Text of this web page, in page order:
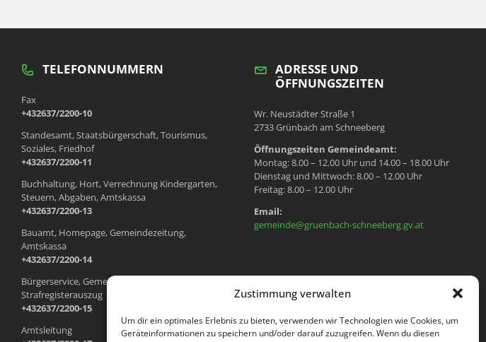
Zustimmung verwalten
Um dir ein optimales Erlebnis zu bieten, verwenden wir Technologien wie Cookies, um
Geräteinformationen zu speichern und/oder darauf zuzugreifen. Wenn du diesen
TELEFONNUMMERN
Fax
+432637/2200-10
Standesamt, Staatsbürgerschaft, Tourismus,
Soziales, Friedhof
+432637/2200-11
Buchhaltung, Hort, Verrechnung Kindergarten,
Steuern, Abgaben, Amtskassa
+432637/2200-13
Bauamt, Homepage, Gemeindezeitung,
Amtskassa
+432637/2200-14
Bürgerservice, Gemeindewohnungen, Meldeamt,
Strafregisterauszug
+432637/2200-15
Amtsleitung
ADRESSE UND
ÖFFNUNGSZEITEN
Wr. Neustädter Straße 1
2733 Grünbach am Schneeberg
Öffnungszeiten Gemeindeamt:
Montag: 8.00 – 12.00 Uhr und 14.00 – 18.00 Uhr
Dienstag und Mittwoch: 8.00 – 12.00 Uhr
Freitag: 8.00 – 12.00 Uhr
Email:
gemeinde@gruenbach-schneeberg.gv.at